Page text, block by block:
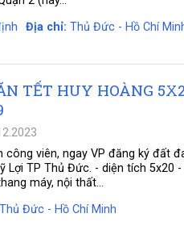
Địa chỉ: Thủ Đức - Hồ Chí
TẾT HUY HOÀNG
công viên, ngay VP đăng ký đất
Lợi TP Thủ Đức. - diện tích 5x20
máy, nội thất...
Thủ Đức - Hồ Chí Minh